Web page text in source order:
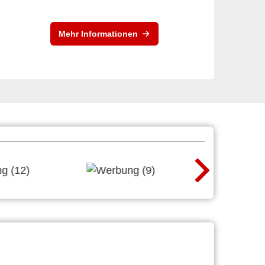
Mehr Informationen